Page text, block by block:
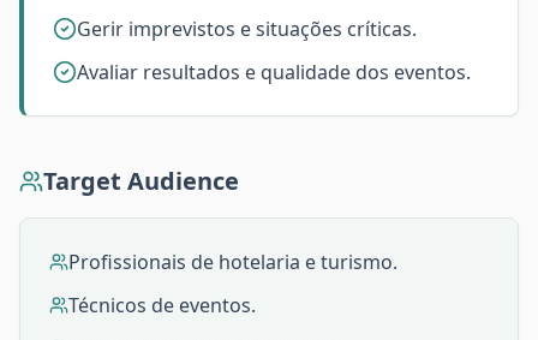
Gerir imprevistos e situações críticas.
Avaliar resultados e qualidade dos eventos.
Target Audience
Profissionais de hotelaria e turismo.
Técnicos de eventos.